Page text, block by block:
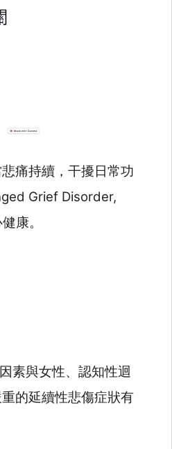
痛持續，干擾日常功
Grief Disorder,
康。
素與女性、認知性迴
的延續性悲傷症狀有